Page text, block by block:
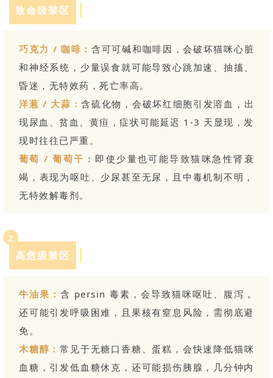
致命级禁区
巧克力 / 咖啡：含可可碱和咖啡因，会破坏猫咪心脏
和神经系统，少量误食就可能导致心跳加速、抽搐、
昏迷，无特效药，死亡率高。
洋葱 / 大蒜：含硫化物，会破坏红细胞引发溶血，出
现尿血、贫血、黄疸，症状可能延迟 1-3 天显现，发
现时往往已严重。
葡萄 / 葡萄干 ：即使少量也可能导致猫咪急性肾衰
竭，表现为呕吐、少尿甚至无尿，且中毒机制不明，
无特效解毒剂。
2
高危级禁区
牛油果： 含 persin 毒素，会导致猫咪呕吐、腹泻，
还可能引发呼吸困难，且果核有窒息风险，需彻底避
免。
木糖醇：常见于无糖口香糖、蛋糕，会快速降低猫咪
血糖，引发低血糖休克，还可能损伤胰腺，几分钟内